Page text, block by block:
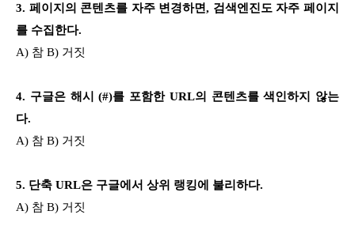
3. 페이지의 콘텐츠를 자주 변경하면, 검색엔진도 자주 페이지
를 수집한다.
A) 참 B) 거짓
4. 구글은 해시 (#)를 포함한 URL의 콘텐츠를 색인하지 않는
다.
A) 참 B) 거짓
5. 단축 URL은 구글에서 상위 랭킹에 불리하다.
A) 참 B) 거짓